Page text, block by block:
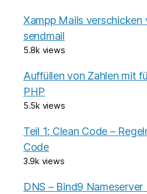
Xampp Mails
sendmail
5.8k views
Auffüllen von Zahlen mit
PHP
5.5k views
Teil 1: Clean Code –
Code
3.9k views
DNS – Bind9